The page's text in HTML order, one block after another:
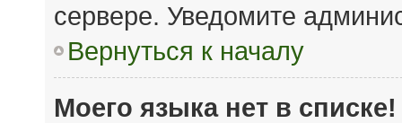
сервере. Уведомите
Вернуться к началу
Моего языка нет в списке!